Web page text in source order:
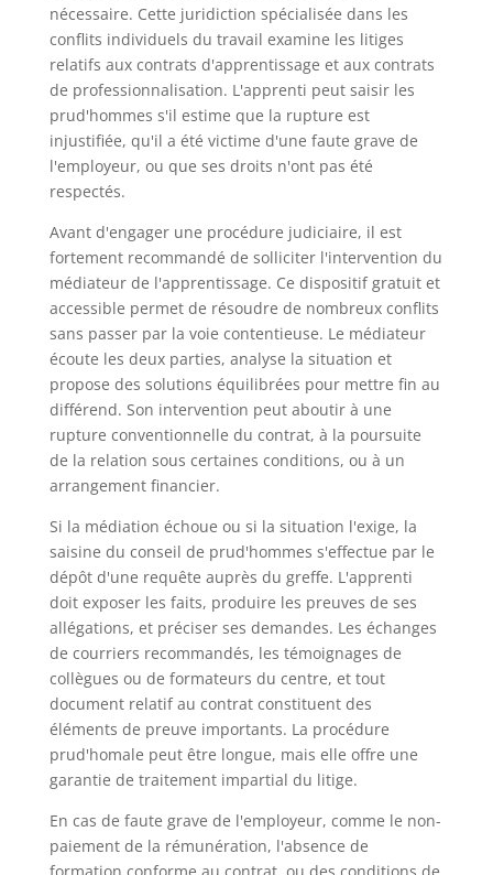
nécessaire. Cette juridiction spécialisée dans les
conflits individuels du travail examine les litiges
relatifs aux contrats d'apprentissage et aux contrats
de professionnalisation. L'apprenti peut saisir les
prud'hommes s'il estime que la rupture est
injustifiée, qu'il a été victime d'une faute grave de
l'employeur, ou que ses droits n'ont pas été
respectés.
Avant d'engager une procédure judiciaire, il est
fortement recommandé de solliciter l'intervention du
médiateur de l'apprentissage. Ce dispositif gratuit et
accessible permet de résoudre de nombreux conflits
sans passer par la voie contentieuse. Le médiateur
écoute les deux parties, analyse la situation et
propose des solutions équilibrées pour mettre fin au
différend. Son intervention peut aboutir à une
rupture conventionnelle du contrat, à la poursuite
de la relation sous certaines conditions, ou à un
arrangement financier.
Si la médiation échoue ou si la situation l'exige, la
saisine du conseil de prud'hommes s'effectue par le
dépôt d'une requête auprès du greffe. L'apprenti
doit exposer les faits, produire les preuves de ses
allégations, et préciser ses demandes. Les échanges
de courriers recommandés, les témoignages de
collègues ou de formateurs du centre, et tout
document relatif au contrat constituent des
éléments de preuve importants. La procédure
prud'homale peut être longue, mais elle offre une
garantie de traitement impartial du litige.
En cas de faute grave de l'employeur, comme le non-
paiement de la rémunération, l'absence de
formation conforme au contrat, ou des conditions de